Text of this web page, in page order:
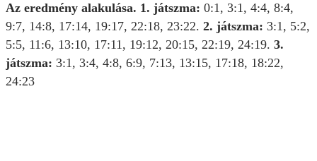
Az eredmény alakulása. 1. játszma: 0:1, 3:1, 4:4, 8:4,
9:7, 14:8, 17:14, 19:17, 22:18, 23:22. 2. játszma: 3:1, 5:2,
5:5, 11:6, 13:10, 17:11, 19:12, 20:15, 22:19, 24:19. 3.
játszma: 3:1, 3:4, 4:8, 6:9, 7:13, 13:15, 17:18, 18:22,
24:23